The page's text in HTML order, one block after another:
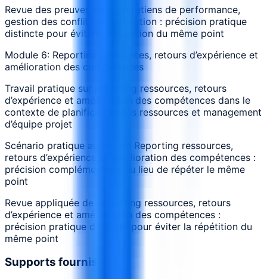
Revue des preuves pour Entretiens de performance,
gestion des conflits et motivation : précision pratique
distincte pour éviter la répétition du même point
Module 6: Reporting ressources, retours d’expérience et
amélioration des compétences
Travail pratique sur reporting ressources, retours
d’expérience et amélioration des compétences dans le
contexte de planification des ressources et management
d’équipe projet
Scénario pratique autour de Reporting ressources,
retours d’expérience et amélioration des compétences :
précision complémentaire au lieu de répéter le même
point
Revue appliquée de Reporting ressources, retours
d’expérience et amélioration des compétences :
précision pratique distincte pour éviter la répétition du
même point
Supports fournis